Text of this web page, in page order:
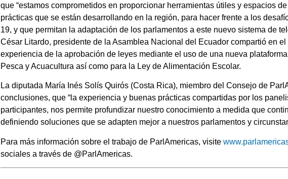
que “estamos comprometidos en proporcionar herramientas útiles y espacios
prácticas que se están desarrollando en la región, para hacer frente a los
19, y que permitan la adaptación de los parlamentos a este nuevo sistema de
César Litardo, presidente de la Asamblea Nacional del Ecuador compartió en
experiencia de la aprobación de leyes mediante el uso de una nueva
Pesca y Acuacultura así como para la Ley de Alimentación Escolar.
La diputada María Inés Solís Quirós (Costa Rica), miembro del Consejo de
conclusiones, que “la experiencia y buenas prácticas compartidas por los
participantes, nos permite profundizar nuestro conocimiento a medida que
definiendo soluciones que se adapten mejor a nuestros parlamentos y
Para más información sobre el trabajo de ParlAmericas, visite
sociales a través de @ParlAmericas.